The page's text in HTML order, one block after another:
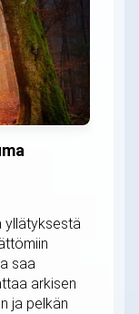
yllätyksestä
saa
arkisen
ja pelkän